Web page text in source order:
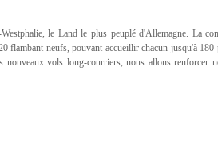
le Land le plus peuplé d'Allemagne. La
neufs, pouvant accueillir chacun jusqu'à
vols long-courriers, nous allons renforcer